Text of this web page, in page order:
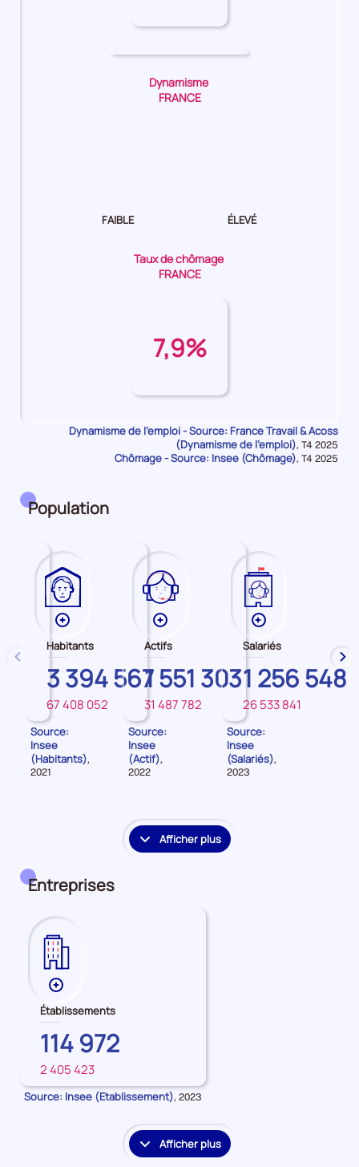
Dynamisme
FRANCE
FAIBLE ÉLEVÉ
Taux de chômage
FRANCE
7,9%
Dynamisme de l'emploi - Source: France Travail & Acoss
(Dynamisme de l'emploi), Données
pour
T4 2025
Chômage - Source: Insee (Chômage), Données
T4 2025
Population
Plus
de
données
sur
les
Habitants
Habitants
BRETAGNE
3 394 567
FRANCE
67 408 052
Source:
Insee
(Habitants),
Données
2021
Plus
de
données
sur
les
Actifs
Actifs
BRETAGNE
1 551 303
FRANCE
31 487 782
Source:
Insee
(Actif),
Données
2022
Plus
de
données
sur
les
Salariés
Salariés
BRETAGNE
1 256 548
FRANCE
26 533 841
Source:
Insee
(Salariés),
Données
2023
précédent
Afficher plus
le
Entreprises
Plus
de
données
sur
les
Établissements
Établissements
BRETAGNE
114 972
FRANCE
2 405 423
Source: Insee (Etablissement), Données
la
2023
Afficher plus
le